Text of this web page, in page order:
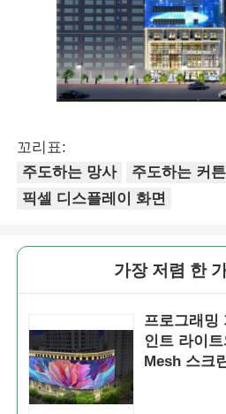
꼬리표:
주도하는 망사
주도하는 커
픽셀 디스플레이 화면
가장 저렴 한
프로그래밍
인트 라이
Mesh 스크